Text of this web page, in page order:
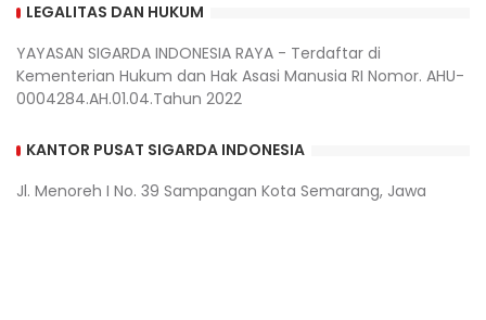
LEGALITAS DAN HUKUM
YAYASAN SIGARDA INDONESIA RAYA - Terdaftar di
Kementerian Hukum dan Hak Asasi Manusia RI Nomor. AHU-
0004284.AH.01.04.Tahun 2022
KANTOR PUSAT SIGARDA INDONESIA
Jl. Menoreh I No. 39 Sampangan Kota Semarang, Jawa